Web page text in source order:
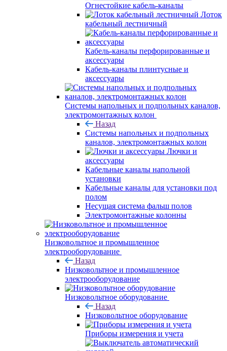
Огнестойкие кабель-каналы
Лоток
кабельный лестничный
Кабель-каналы перфорированные и
аксессуары
Кабель-каналы плинтусные и
аксессуары
Системы напольных и подпольных каналов,
электромонтажных колон
Назад
Системы напольных и подпольных
каналов, электромонтажных колон
Лючки и
аксессуары
Кабельные каналы напольной
установки
Кабельные каналы для установки под
полом
Несущая система фальш полов
Электромонтажные колонны
Низковольтное и промышленное
электрооборудование
Назад
Низковольтное и промышленное
электрооборудование
Низковольтное оборудование
Назад
Низковольтное оборудование
Приборы измерения и учета